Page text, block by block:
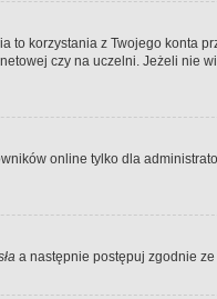
korzystania z Twojego konta
czy na uczelni. Jeżeli nie
online tylko dla
a następnie postępuj zgodnie